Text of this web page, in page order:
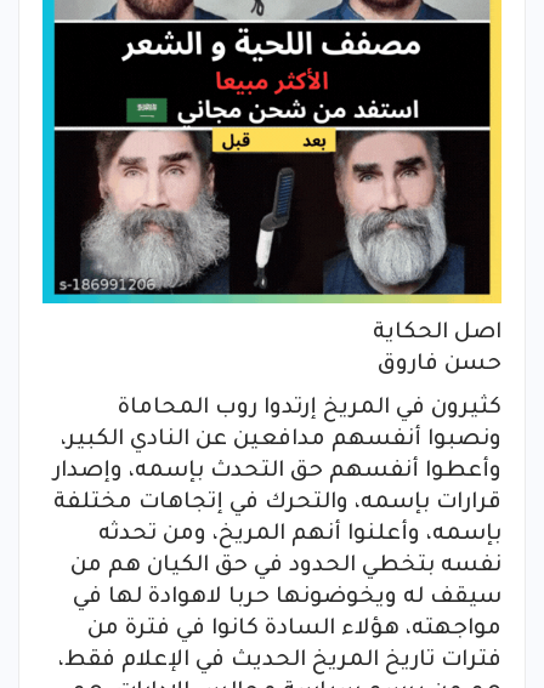
اصل الحكاية
حسن فاروق
كثيرون في المريخ إرتدوا روب المحاماة
ونصبوا أنفسهم مدافعين عن النادي الكبير،
وأعطوا أنفسهم حق التحدث بإسمه، وإصدار
قرارات بإسمه، والتحرك في إتجاهات مختلفة
بإسمه، وأعلنوا أنهم المريخ، ومن تحدثه
نفسه بتخطي الحدود في حق الكيان هم من
سيقف له ويخوضونها حربا لاهوادة لها في
مواجهته، هؤلاء السادة كانوا في فترة من
فترات تاريخ المريخ الحديث في الإعلام فقط،